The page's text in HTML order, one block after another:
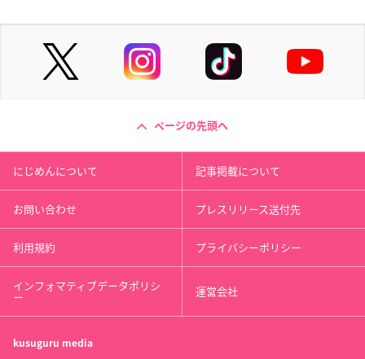
ページの先頭へ
にじめんについて 記事掲載について
お問い合わせ プレスリリース送付先
利用規約 プライバシーポリシー
インフォマティブデータポリシ
ー 運営会社
kusuguru media